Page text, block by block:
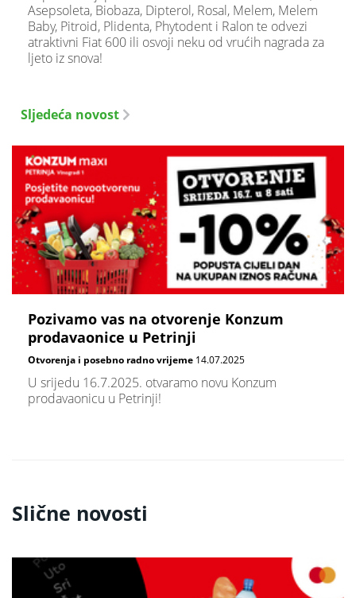
Asepsoleta, Biobaza, Dipterol, Rosal, Melem, Melem
Baby, Pitroid, Plidenta, Phytodent i Ralon te odvezi
atraktivni Fiat 600 ili osvoji neku od vrućih nagrada za
ljeto iz snova!
Sljedeća novost
Pozivamo vas na otvorenje Konzum
prodavaonice u Petrinji
Otvorenja i posebno radno vrijeme 14.07.2025
U srijedu 16.7.2025. otvaramo novu Konzum
prodavaonicu u Petrinji!
Slične novosti